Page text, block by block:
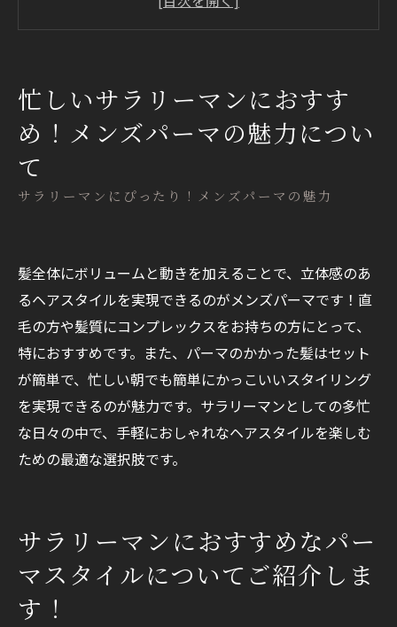
サラリーマンにぴったり！メンズパーマの魅力
忙しいサラリーマンにおすす
め！メンズパーマの魅力につい
て
髪全体にボリュームと動きを加えることで、立体感のあ
るヘアスタイルを実現できるのがメンズパーマです！直
毛の方や髪質にコンプレックスをお持ちの方にとって、
特におすすめです。また、パーマのかかった髪はセット
が簡単で、忙しい朝でも簡単にかっこいいスタイリング
を実現できるのが魅力です。サラリーマンとしての多忙
な日々の中で、手軽におしゃれなヘアスタイルを楽しむ
ための最適な選択肢です。
サラリーマンにおすすめなパー
マスタイルについてご紹介しま
す！